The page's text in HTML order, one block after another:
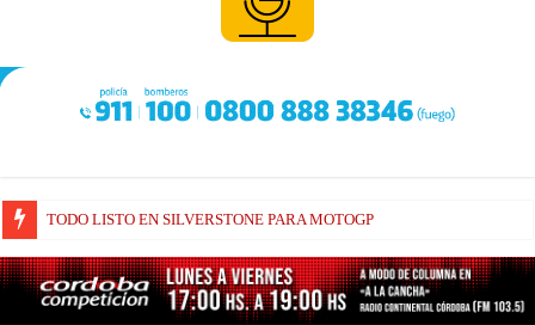
TODO LISTO EN SILVERSTONE PARA MOTOGP
BRIATORE BUSCA EXPLICACIONES DE POR QUÉ AÚN ALPINE NO